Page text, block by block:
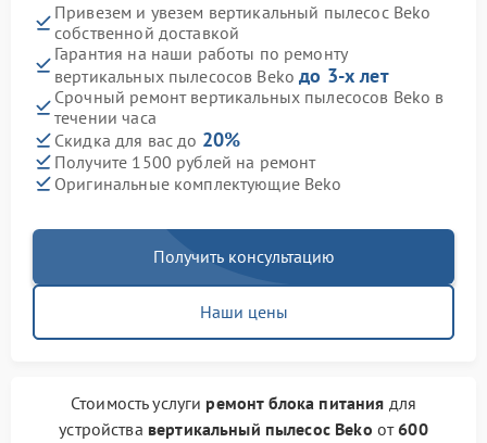
Привезем и увезем вертикальный пылесос Beko
собственной доставкой
Гарантия на наши работы по ремонту
вертикальных пылесосов Bekoдо 3-х лет
Срочный ремонт вертикальных пылесосов Beko в
течении часа
Скидка для вас до 20%
Получите 1500 рублей на ремонт
Оригинальные комплектующие Beko
Получить консультацию
Наши цены
Стоимость услуги ремонт блока питания для
устройства вертикальный пылесос Beko от600